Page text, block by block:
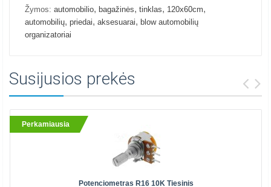
Žymos: automobilio, bagažinės, tinklas, 120x60cm,
automobilių, priedai, aksesuarai, blow automobilių
organizatoriai
Susijusios prekės
Perkamiausia
Potenciometras R16 10K Tiesinis